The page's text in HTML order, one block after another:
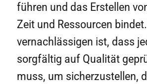
führen und das Erstellen
Zeit und Ressourcen
vernachlässigen ist, dass
sorgfältig auf Qualität
muss, um sicherzustellen,